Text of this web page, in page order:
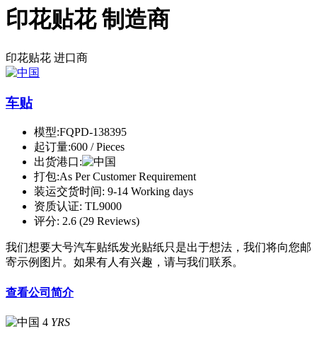
印花贴花 制造商
印花贴花 进口商
车贴
模型:FQPD-138395
起订量:600 / Pieces
出货港口:
打包:As Per Customer Requirement
装运交货时间: 9-14 Working days
资质认证: TL9000
评分: 2.6 (29 Reviews)
我们想要大号汽车贴纸发光贴纸只是出于想法，我们将向您邮
寄示例图片。如果有人有兴趣，请与我们联系。
查看公司简介
4 YRS